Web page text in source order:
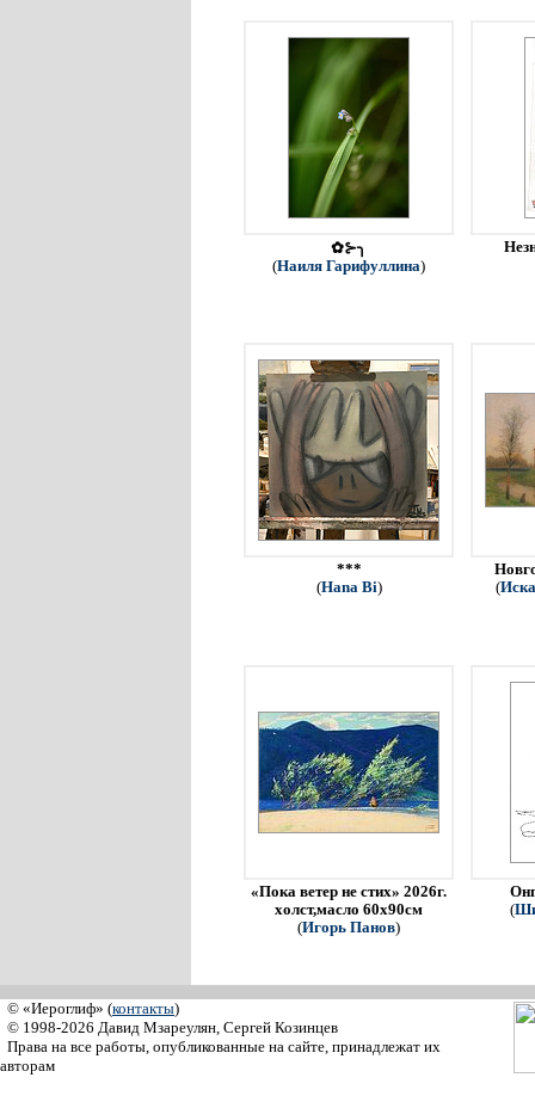
✿⊱╮
(Наиля Гарифуллина)
***
(Hana Bi)
(
«Пока ветер не стих» 2026г.
холст,масло 60х90см
(Игорь Панов)
(
© «Иероглиф» (контакты)
© 1998-2026 Давид Мзареулян, Сергей Козинцев
Права на все работы, опубликованные на сайте, принадлежат их
авторам